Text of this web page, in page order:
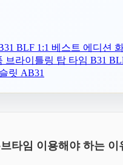
BLF 1:1 베스트 에디션
브라이틀링 탑 타임 B31
릿 AB31
타임 이용해야 하는 이